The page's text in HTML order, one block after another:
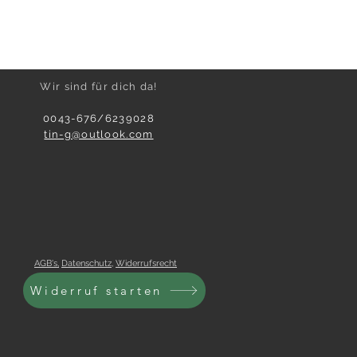
Wir sind für dich da!
0043-676/6239028
tin-g@outlook.com
AGB's, Datenschutz, Widerrufsrecht
Widerruf starten